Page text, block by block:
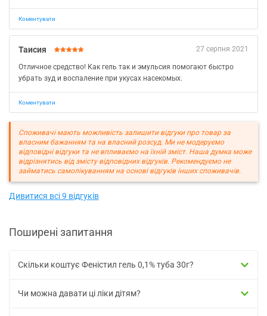
Коментувати
27 серпня 2021
Таисия
Отличное средство! Как гель так и эмульсия помогают быстро
убрать зуд и воспаление при укусах насекомых.
Коментувати
Споживачі мають можливість залишити відгуки про товар за
власним бажанням та на власний розсуд. Ми не модеруємо
відповідні відгуки та не впливаємо на їхній зміст. Наша думка може
відрізнятись від змісту відповідних відгуків. Рекомендуємо не
займатись самолікуванням на основі відгуків інших споживачів.
Дивитися всі 9 відгуків
Поширені запитання
Скільки коштує Феністил гель 0,1% туба 30г?
Чи можна давати ці ліки дітям?